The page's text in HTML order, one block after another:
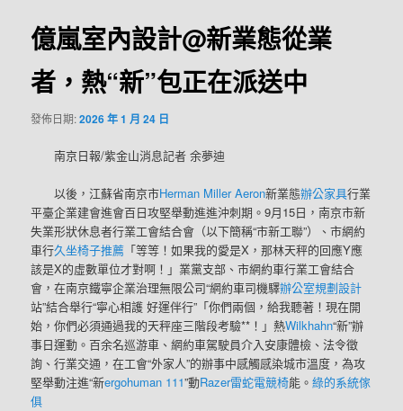
億嵐室內設計@新業態從業
者，熱“新”包正在派送中
發佈日期:2026 年 1 月 24 日
南京日報/紫金山消息記者 余夢迪
以後，江蘇省南京市Herman Miller Aeron新業態辦公家具行業
平臺企業建會進會百日攻堅舉動進進沖刺期。9月15日，南京市新
失業形狀休息者行業工會結合會（以下簡稱“市新工聯”）、市網約
車行久坐椅子推薦 「等等！如果我的愛是X，那林天秤的回應Y應
該是X的虛數單位才對啊！」業黨支部、市網約車行業工會結合
會，在南京鐵寧企業治理無限公司“網約車司機驛辦公室規劃設計
站”結合舉行“寧心相護 好運伴行”「你們兩個，給我聽著！現在開
始，你們必須通過我的天秤座三階段考驗**！」熱Wilkhahn“新”辦
事日運動。百余名巡游車、網約車駕駛員介入安康體檢、法令徵
詢、行業交通，在工會“外家人”的辦事中感觸感染城市溫度，為攻
堅舉動注進“新ergohuman 111”動Razer雷蛇電競椅能。綠的系統傢
俱